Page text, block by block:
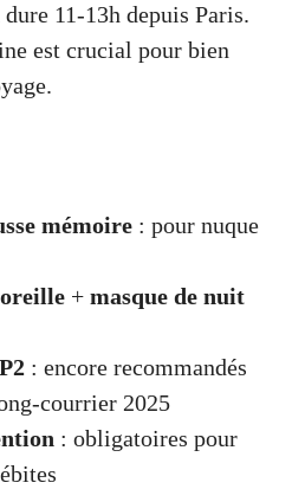
11-13h depuis Paris.
est crucial pour bien
mémoire : pour nuque
+ masque de nuit
: encore recommandés
courrier 2025
: obligatoires pour